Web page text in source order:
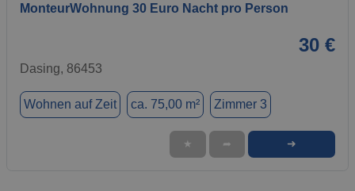
MonteurWohnung 30 Euro Nacht pro Person
30 €
Dasing, 86453
Wohnen auf Zeit ca. 75,00 m² Zimmer 3
★ ➦ ➜